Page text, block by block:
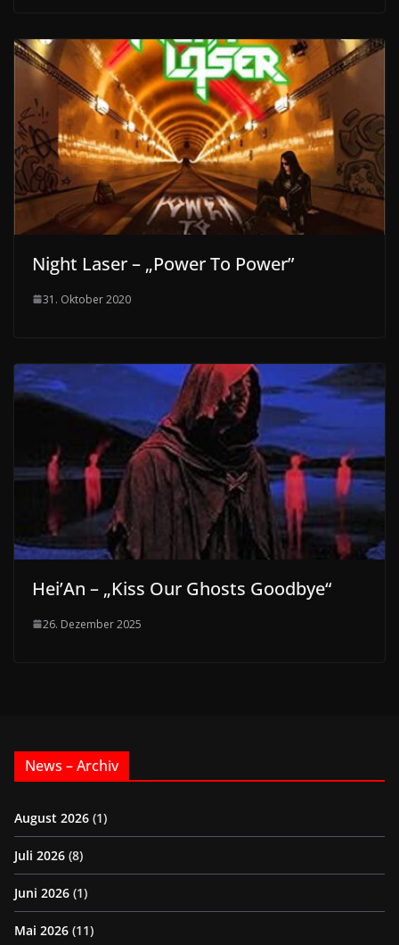
Night Laser – „Power To Power”
31. Oktober 2020
Hei’An – „Kiss Our Ghosts Goodbye“
26. Dezember 2025
News – Archiv
August 2026 (1)
Juli 2026 (8)
Juni 2026 (1)
Mai 2026 (11)